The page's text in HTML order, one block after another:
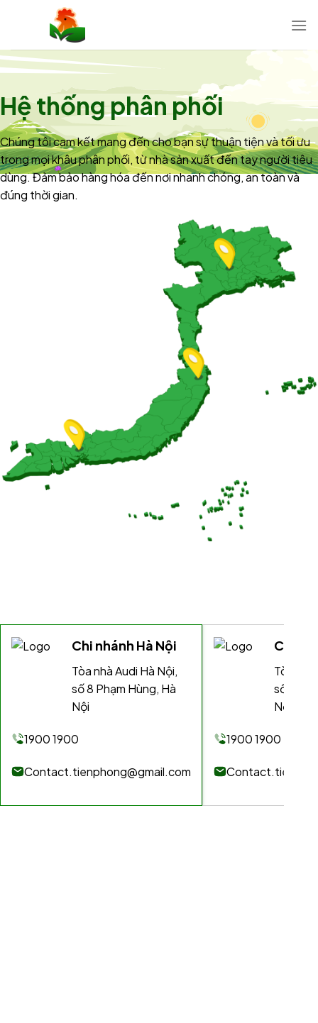
dung
Hệ thống phân phối
Chúng tôi cam kết mang đến cho bạn sự thuận tiện và tối ưu
trong mọi khâu phân phối, từ nhà sản xuất đến tay người tiêu
dùng. Đảm bảo hàng hóa đến nơi nhanh chóng, an toàn và
đúng thời gian.
Chi nhánh Hà Nội
Tòa nhà Audi Hà Nội,
số 8 Phạm Hùng, Hà
Nội
1900 1900
Contact.tienphong@gmail.com
Chi
Tòa
số 8
Nội
1900 1900